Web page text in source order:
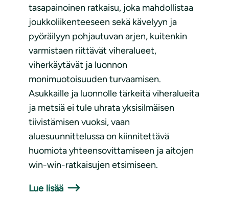
tasapainoinen ratkaisu, joka mahdollistaa
joukkoliikenteeseen sekä kävelyyn ja
pyöräilyyn pohjautuvan arjen, kuitenkin
varmistaen riittävät viheralueet,
viherkäytävät ja luonnon
monimuotoisuuden turvaamisen.
Asukkaille ja luonnolle tärkeitä viheralueita
ja metsiä ei tule uhrata yksisilmäisen
tiivistämisen vuoksi, vaan
aluesuunnittelussa on kiinnitettävä
huomiota yhteensovittamiseen ja aitojen
win-win-ratkaisujen etsimiseen.
Lue lisää